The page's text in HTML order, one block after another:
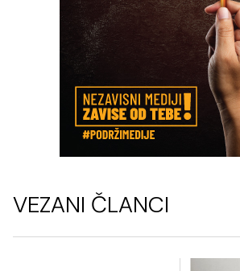
VEZANI ČLANCI